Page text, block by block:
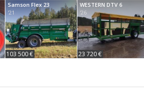
Samson Flex 23
'21
103 500 €
WESTERN DTV 6
'26
23 720 €